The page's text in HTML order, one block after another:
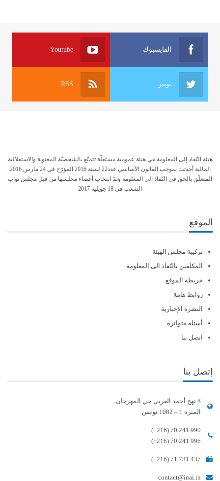
الفايسبوك Youtube
تويتر RSS
هيئة النّفاذ إلى المعلومة هي هيئة عمومية مستقلّة تتمتّع بالشخصيّة المعنوية والاستقلالية
المالية أحدثت بموجب القانون الأساسي عدد22 لسنة 2016 المؤرّخ في 24 مارس 2016
المتعلّق بالحق في النّفاذ الى المعلومة وتمّ انتخاب أعضاء مجلسها من قبل مجلس نواب
الشعب في 18 جويلية 2017
الموقع
تركيبة مجلس الهيئة
المكلفين بالنّفاذ الى المعلومة
خريطة الموقع
روابط هامة
النشرة الإخبارية
أسئلة متواترة
اتصل بنا
إتصل بنا
8 نهج أحمد الغربي حي المهرجان
المنزه 1 – 1082 تونس
(+216) 70 241 990
(+216) 70 241 996
(+216) 71 781 437
contact@inai.tn